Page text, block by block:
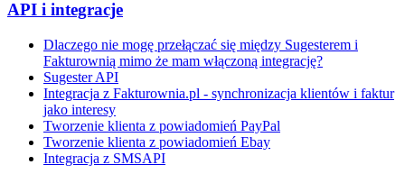
API i integracje
Dlaczego nie mogę przełączać się między Sugesterem i
Fakturownią mimo że mam włączoną integrację?
Sugester API
Integracja z Fakturownia.pl - synchronizacja klientów i faktur
jako interesy
Tworzenie klienta z powiadomień PayPal
Tworzenie klienta z powiadomień Ebay
Integracja z SMSAPI